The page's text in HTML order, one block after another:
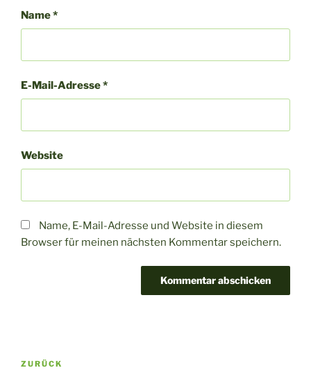
Name*
E-Mail-Adresse*
Website
Name, E-Mail-Adresse und Website in diesem
Browser für meinen nächsten Kommentar speichern.
e
Beitragsnavigation
Vorheriger
ZURÜCK